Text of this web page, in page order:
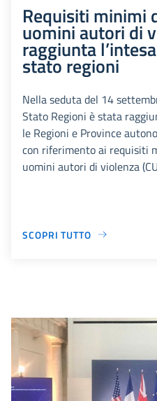
Requisiti minimi
uomini autori di
raggiunta
stato regioni
Nella seduta del 14
Stato Regioni è stata
le Regioni e Province
con riferimento ai requisiti
uomini autori di violenza
SCOPRI TUTTO